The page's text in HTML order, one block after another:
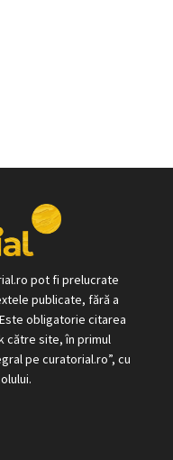
pot fi prelucrate
publicate, fără a
obligatorie citarea
către site, în primul
pe curatorial.ro”, cu